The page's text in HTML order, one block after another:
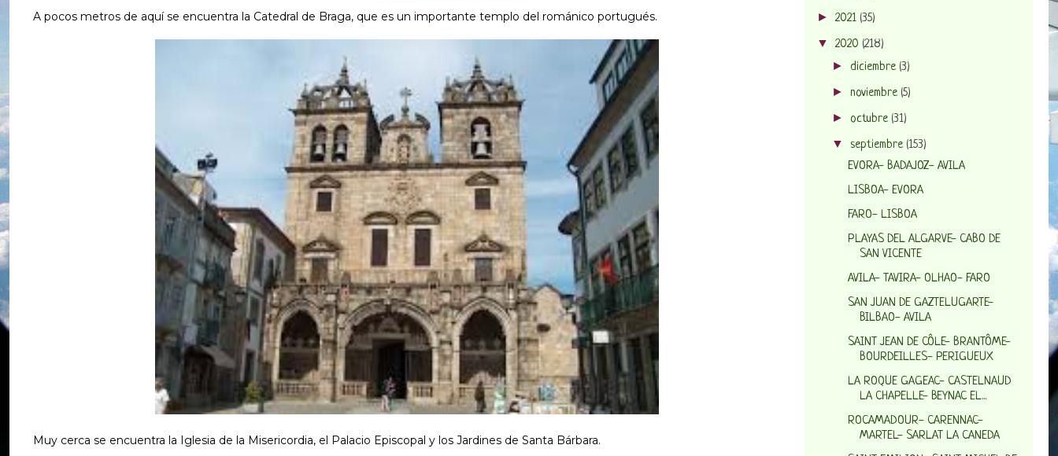
A pocos metros de aquí se encuentra la Catedral de Braga, que es un importante templo del románico portugués.
Muy cerca se encuentra la Iglesia de la Misericordia, el Palacio Episcopal y los Jardines de Santa Bárbara.
► 2021 (35)
▼ 2020 (218)
► diciembre (3)
►noviembre (5)
► octubre (31)
▼septiembre (153)
EVORA- BADAJOZ- AVILA
LISBOA- EVORA
FARO- LISBOA
PLAYAS DEL ALGARVE- CABO DE
SAN VICENTE
AVILA- TAVIRA- OLHAO- FARO
SAN JUAN DE GAZTELUGARTE-
BILBAO- AVILA
SAINT JEAN DE CÔLE- BRANTÔME-
BOURDEILLES- PERIGUEUX
LA ROQUE GAGEAC- CASTELNAUD
LA CHAPELLE- BEYNAC EL...
ROCAMADOUR- CARENNAC-
MARTEL- SARLAT LA CANEDA